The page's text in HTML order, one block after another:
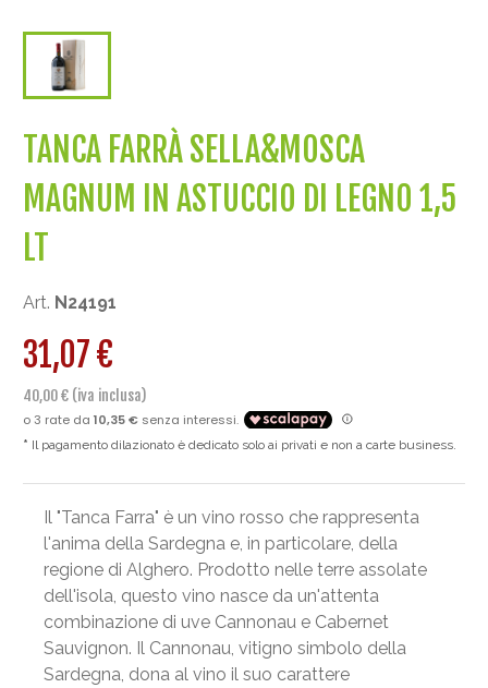
TANCA FARRÀ SELLA&MOSCA
MAGNUM IN ASTUCCIO DI LEGNO 1,5
LT
Art. N24191
31,07 €
40,00 € (iva inclusa)
Il pagamento dilazionato è dedicato solo ai privati e non a carte business.
Il "Tanca Farra" è un vino rosso che rappresenta
l'anima della Sardegna e, in particolare, della
regione di Alghero. Prodotto nelle terre assolate
dell'isola, questo vino nasce da un'attenta
combinazione di uve Cannonau e Cabernet
Sauvignon. Il Cannonau, vitigno simbolo della
Sardegna, dona al vino il suo carattere